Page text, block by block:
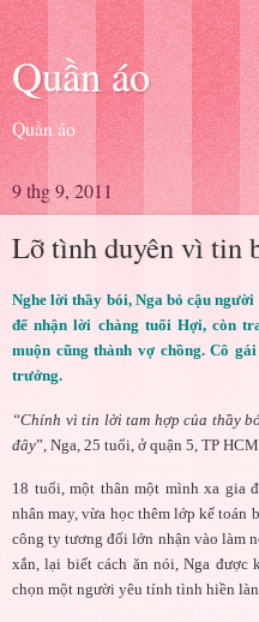
Quần áo
Quần áo
9 thg 9, 2011
Lỡ tình duyên vì tin
Nghe lời thầy bói, Nga bỏ cậu
để nhận lời chàng tuổi Hợi, còn
muộn cũng thành vợ chồng. Cô
trưởng.
“Chính vì tin lời tam hợp của thầy
đây”, Nga, 25 tuổi, ở quận 5, TP
18 tuổi, một thân một mình xa gia
nhân may, vừa học thêm lớp kế toán
công ty tương đối lớn nhận vào làm
xắn, lại biết cách ăn nói, Nga được
chọn một người yêu tính tình hiền